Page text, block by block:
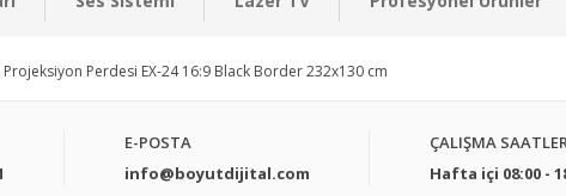
Perdesi EX-24 16:9 Black Border 232x130 cm
E-POSTA
info@boyutdijital.com
ÇALIŞMA
Hafta içi 08:00 -